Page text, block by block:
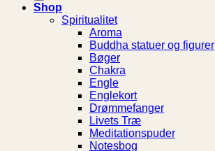
Shop
Spiritualitet
Aroma
Buddha statuer og figurer
Bøger
Chakra
Engle
Englekort
Drømmefanger
Livets Træ
Meditationspuder
Notesbog